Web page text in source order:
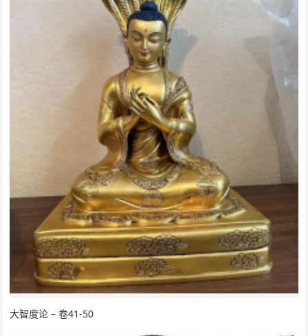
大智度论 – 卷41-50